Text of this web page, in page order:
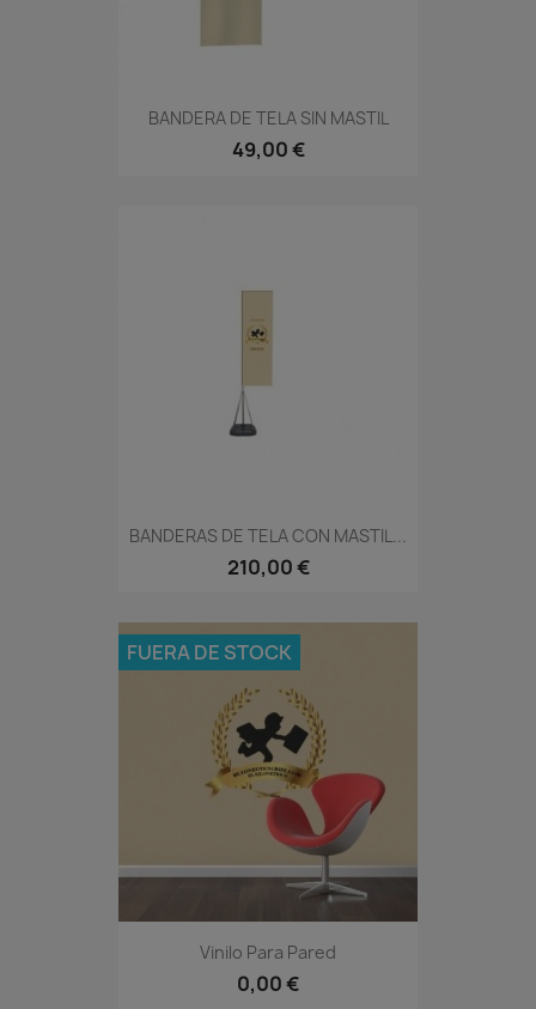
BANDERA DE TELA SIN MASTIL
49,00 €
BANDERAS DE TELA CON MASTIL...
210,00 €
Vinilo Para Pared
0,00 €
FUERA DE STOCK